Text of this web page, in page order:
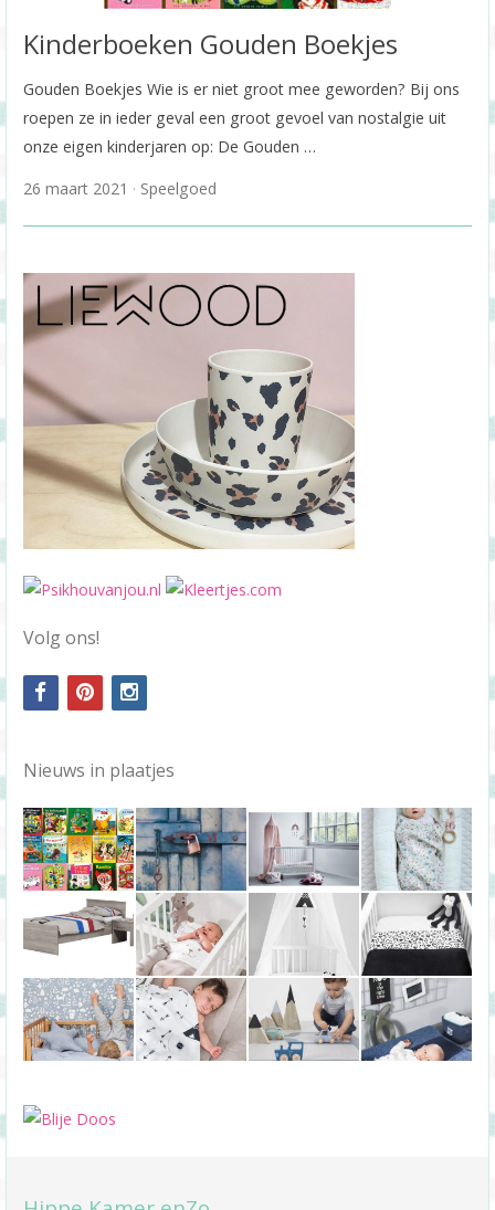
Kinderboeken Gouden Boekjes
Gouden Boekjes Wie is er niet groot mee geworden? Bij ons
roepen ze in ieder geval een groot gevoel van nostalgie uit
onze eigen kinderjaren op: De Gouden …
26 maart 2021
Speelgoed
Volg ons!
facebookpinterestinstagram
Nieuws in plaatjes